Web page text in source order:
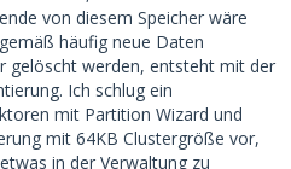
von diesem Speicher wäre
häufig neue Daten
gelöscht werden, entsteht mit der
Ich schlug ein
mit Partition Wizard und
mit 64KB Clustergröße vor,
in der Verwaltung zu